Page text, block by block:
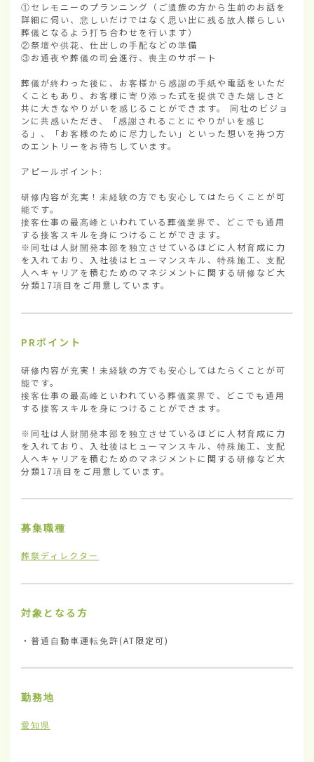
①セレモニーのプランニング（ご遺族の方から生前のお話を
詳細に伺い、悲しいだけではなく思い出に残る故人様らしい
葬儀となるよう打ち合わせを行います）
②祭壇や供花、仕出しの手配などの準備
③お通夜や葬儀の司会進行、喪主のサポート
葬儀が終わった後に、お客様から感謝の手紙や電話をいただ
くこともあり、お客様に寄り添った式を提供できた嬉しさと
共に大きなやりがいを感じることができます。 同社のビジョ
ンに共感いただき、「感謝されることにやりがいを感じ
る」、「お客様のために尽力したい」といった想いを持つ方
のエントリーをお待ちしています。
アピールポイント:
研修内容が充実！未経験の方でも安心してはたらくことが可
能です。
接客仕事の最高峰といわれている葬儀業界で、どこでも通用
する接客スキルを身につけることができます。
※同社は人財開発本部を独立させているほどに人材育成に力
を入れており、入社後はヒューマンスキル、特殊施工、支配
人へキャリアを積むためのマネジメントに関する研修など大
分類17項目をご用意しています。
PRポイント
研修内容が充実！未経験の方でも安心してはたらくことが可
能です。
接客仕事の最高峰といわれている葬儀業界で、どこでも通用
する接客スキルを身につけることができます。
※同社は人財開発本部を独立させているほどに人材育成に力
を入れており、入社後はヒューマンスキル、特殊施工、支配
人へキャリアを積むためのマネジメントに関する研修など大
分類17項目をご用意しています。
募集職種
葬祭ディレクター
対象となる方
・普通自動車運転免許(AT限定可)
勤務地
愛知県